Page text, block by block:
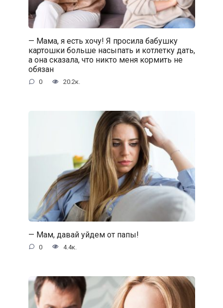
— Мама, я есть хочу! Я просила бабушку
картошки больше насыпать и котлетку дать,
а она сказала, что никто меня кормить не
обязан
0 20.2к.
— Мам, давай уйдем от папы!
0 4.4к.